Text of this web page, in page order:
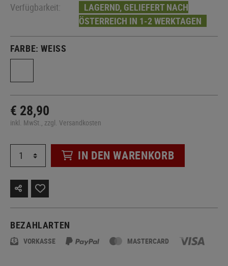
Verfügbarkeit:
LAGERND, GELIEFERT NACH
ÖSTERREICH IN 1-2 WERKTAGEN
FARBE:WEISS
€ 28,90
inkl. MwSt., zzgl. Versandkosten
IN DEN WARENKORB
BEZAHLARTEN
VORKASSE MASTERCARD